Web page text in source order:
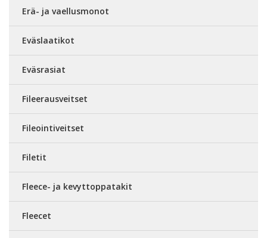
Erä- ja vaellusmonot
Eväslaatikot
Eväsrasiat
Fileerausveitset
Fileointiveitset
Filetit
Fleece- ja kevyttoppatakit
Fleecet